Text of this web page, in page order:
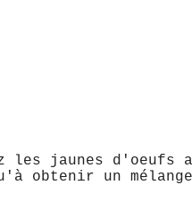
les jaunes d'oeufs
un mélange